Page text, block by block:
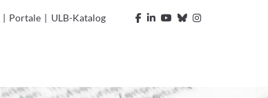
| Portale | ULB-Katalog